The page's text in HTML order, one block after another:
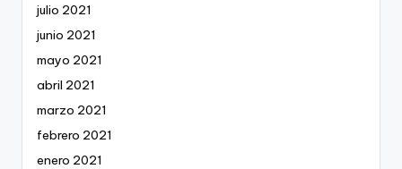
julio 2021
junio 2021
mayo 2021
abril 2021
marzo 2021
febrero 2021
enero 2021